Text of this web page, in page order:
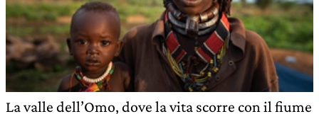
La valle dell’Omo, dove la vita scorre con il fiume